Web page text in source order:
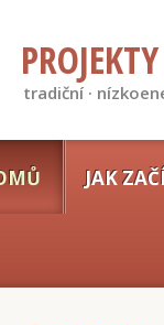
tradiční ·
JAK